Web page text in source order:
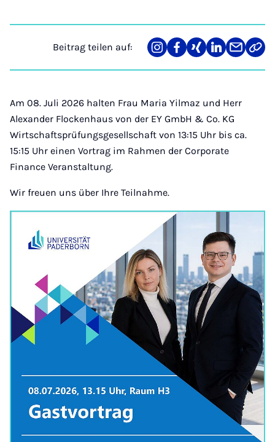
Beitrag teilen auf:
Teilen
auf
Teilen
auf
Teilen
auf
Teilen
auf
Teilen
über
Link
Am 08. Juli 2026 halten Frau Maria Yilmaz und Herr
Alexander Flockenhaus von der EY GmbH & Co. KG
Wirtschaftsprüfungsgesellschaft von 13:15 Uhr bis ca.
15:15 Uhr einen Vortrag im Rahmen der Corporate
Finance Veranstaltung.
Wir freuen uns über Ihre Teilnahme.